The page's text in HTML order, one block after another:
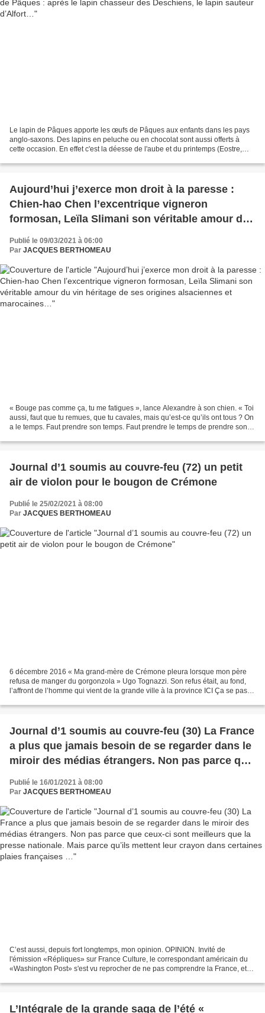
Le lapin de Pâques apporte les œufs de Pâques aux enfants dans les pays
anglo-saxons. Des lapins en peluche ou en chocolat sont aussi offerts à
cette occasion. En effet c'est la déesse de l'aube et du printemps (Eostre,
Aujourd’hui j’exerce mon droit à la paresse :
Chien-hao Chen l’excentrique vigneron
formosan, Leïla Slimani son véritable amour du
marocaines…
Publié le 09/03/2021 à 06:00
Par JACQUES BERTHOMEAU
« Bouge pas comme ça, tu me fatigues », lance Alexandre à son chien. « Toi
aussi, faut que tu remues, que tu cavales, mais qu’est-ce qu’ils ont tous ? On
a le temps. Faut prendre son temps. Faut prendre le temps de prendre son
Journal d’1 soumis au couvre-feu (72) un petit
air de violon pour le bougon de Crémone
Publié le 25/02/2021 à 08:00
Par JACQUES BERTHOMEAU
6 décembre 2016 « Ma grand-mère de Crémone pleura lorsque mon père
refusa de manger du gorgonzola » Ugo Tognazzi. Son refus était, au fond,
l’affront de l’homme qui vient de la grande ville à la province ICI Ça se passe
Journal d’1 soumis au couvre-feu (30) La France
a plus que jamais besoin de se regarder dans le
miroir des médias étrangers. Non pas parce que
Mais parce qu’ils mettent leur crayon dans
Publié le 16/01/2021 à 08:00
Par JACQUES BERTHOMEAU
C’est aussi, depuis fort longtemps, mon opinion. OPINION. Invité de
l'émission «Répliques» sur France Culture, le correspondant américain du
«Washington Post» s'est vu reprocher de ne pas comprendre la France, et
L’Intégrale de la grande saga de l’été «